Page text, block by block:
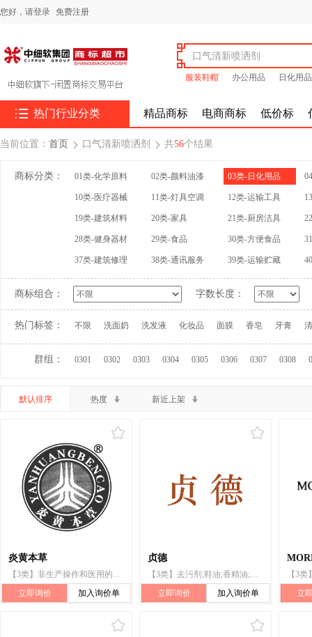
您好， 请登录 免费注册
服装鞋帽 办公用品 日化用品
 热门行业分类 精品商标 电商商标 低价标
当前位置： 首页  口气清新喷洒剂  共56个结果
商标分类： 01类-化学原料 02类-颜料油漆 03类-日化用品
10类-医疗器械 11类-灯具空调 12类-运输工具
19类-建筑材料 20类-家具 21类-厨房洁具
28类-健身器材 29类-食品 30类-方便食品
37类-建筑修理 38类-通讯服务 39类-运输贮藏
商标组合： 字数长度：
热门标签： 不限 洗面奶 洗发液 化妆品 面膜 香皂 牙膏
群组： 0301 0302 0303 0304 0305 0306 0307 0308
默认排序 热度 新近上架
炎黄本草
【3类】非生产操作和医用的去垢剂;化妆品;防皱霜;去斑霜;口气清新喷洒剂
立即询价
加入询价单
贞德
【3类】去污剂;鞋油;香精油;化妆品;香水;口气清新喷洒剂;香;空气芳香剂
立即询价
加入询价单 立